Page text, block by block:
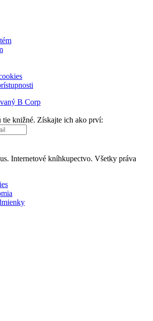
B Corp
knižné. Získajte ich ako prví:
Internetové kníhkupectvo. Všetky práva